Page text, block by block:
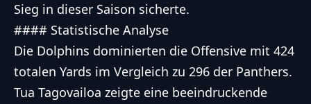
Sieg in dieser Saison sicherte.
#### Statistische Analyse
Die Dolphins dominierten die Offensive mit 424
totalen Yards im Vergleich zu 296 der Panthers.
Tua Tagovailoa zeigte eine beeindruckende